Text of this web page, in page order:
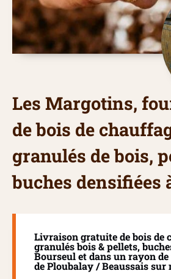
Les Margotins,
de bois de
granulés de bois,
buches densifiées
Livraison gratuite de bois de
granulés bois & pellets,
Bourseul et dans un rayon
de Ploubalay / Beaussais sur